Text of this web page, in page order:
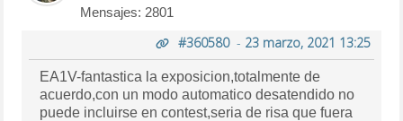
Mensajes: 2801
#360580- 23 marzo, 2021 13:25
EA1V-fantastica la exposicion,totalmente de
acuerdo,con un modo automatico desatendido no
puede incluirse en contest,seria de risa que fuera